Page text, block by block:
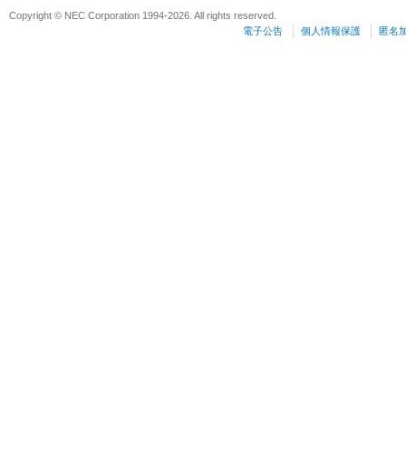
Copyright © NEC Corporation 1994-2026. All rights reserved.
電子公告
個人情報保護 匿名